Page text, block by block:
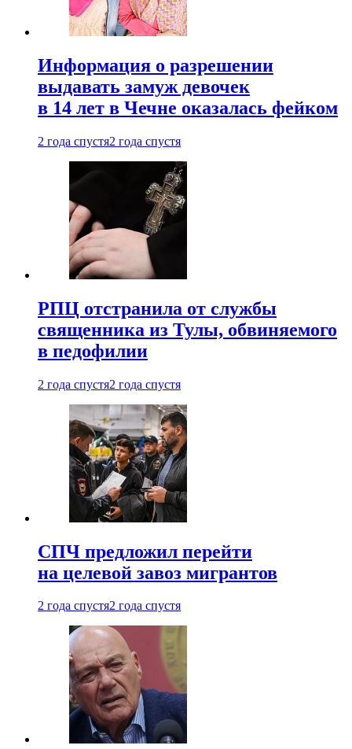
Информация о разрешении
выдавать замуж девочек
в 14 лет в Чечне оказалась фейком
2 года спустя2 года спустя
РПЦ отстранила от службы
священника из Тулы, обвиняемого
в педофилии
2 года спустя2 года спустя
СПЧ предложил перейти
на целевой завоз мигрантов
2 года спустя2 года спустя